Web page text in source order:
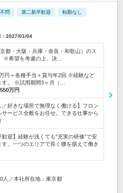
問 第二新卒歓迎 転勤なし
2027/01/04
都・大阪・兵庫・奈良・和歌山）のス
※希望を考慮の上、決…
円＋各種手当＋賞与年2回 ※経験など
す。 ※試用期間3ヶ月（…
万円
／好きな場所で無理なく働ける】フロン
サービス全般をお任せ。できる仕事から
歓迎】経験が浅くても“充実の研修”で安
。一つのエリアで長く腰を据えて働き
人／本社所在地：東京都